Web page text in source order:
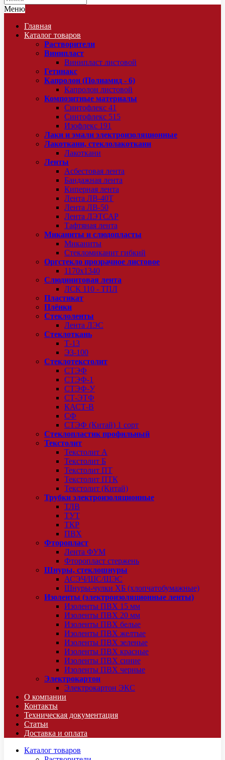
Меню
Главная
Каталог товаров
Растворители
Винипласт
Винипласт листовой
Гетинакс
Капролон (Полиамид - 6)
Капролон листовой
Композитные материалы
Синтофлекс 41
Синтофлекс 515
Изофлекс 191
Лаки и эмали электроизоляционные
Лакоткани, стеклолакоткани
Лакоткани
Ленты
Асбестовая лента
Бандажная лента
Киперная лента
Лента ЛВ-40Т
Лента ЛВ-50
Лента ЛЭТСАР
Тафтяная лента
Миканиты и слюдопласты
Миканиты
Стекломиканит гибкий
Оргстекло прозрачное листовое
1170х1340
Слюдинитовая лента
ЛСК 110 - ТПЛ
Пластикат
Плёнки
Стеклоленты
Лента ЛЭС
Стеклоткань
Т-13
ЭЗ-100
Стеклотекстолит
СТЭФ
СТЭФ-1
СТЭФ-У
СТ-ЭТФ
КАСТ-В
СФ
СТЭФ (Китай) 1 сорт
Стеклопластик профильный
Текстолит
Текстолит А
Текстолит Б
Текстолит ПТ
Текстолит ПТК
Текстолит (Китай)
Трубки электроизоляционные
ТЛВ
ТУТ
ТКР
ПВХ
Фторопласт
Лента ФУМ
Фторопласт стержень
Шнуры, стеклошнуры
АСЭЧ/ШС/ШЭС
Шнуры-чулки ХБ (хлопчатобумажные)
Изоленты (электроизоляционные ленты)
Изоленты ПВХ 15 мм
Изоленты ПВХ 20 мм
Изоленты ПВХ белые
Изоленты ПВХ желтые
Изоленты ПВХ зеленые
Изоленты ПВХ красные
Изоленты ПВХ синие
Изоленты ПВХ черные
Электрокартон
Электрокартон ЭКС
О компании
Контакты
Техническая документация
Статьи
Доставка и оплата
Каталог товаров